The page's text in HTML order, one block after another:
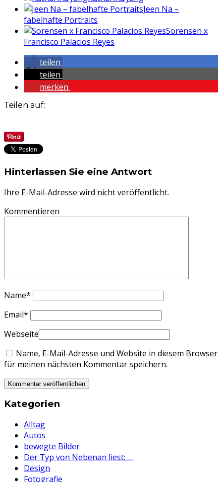
Jeen Na –
fabelhafte Portraits
Sorensen x
Francisco Palacios Reyes
teilen
teilen
merken
Teilen auf:
Hinterlassen Sie eine Antwort
Ihre E-Mail-Adresse wird nicht veröffentlicht.
Kommentieren
Name*
Email*
Webseite
Name, E-Mail-Adresse und Website in diesem Browser
für meinen nächsten Kommentar speichern.
Kategorien
Alltag
Autos
bewegte Bilder
Der Typ von Nebenan liest: …
Design
Fotografie